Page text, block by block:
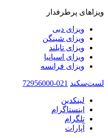
ویزاهای پرطرفدار
ویزای دبی
ویزای شینگن
ویزای تایلند
ویزای اسپانیا
ویزای فرانسه
لست‌سکند 021-72956000
لینکدین
اینستاگرام
تلگرام
آپارات